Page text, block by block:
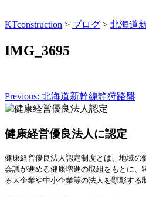
KTconstruction > ブログ > 北海道
IMG_3695
投
稿
ナ
ビ
ゲ
Previous: 北海道新幹線静狩路盤
健康経営優良法人に認定
健康経営優良法人認定制度とは、地域の
会議が進める健康増進の取組をもとに、
る大企業や中小企業等の法人を顕彰する